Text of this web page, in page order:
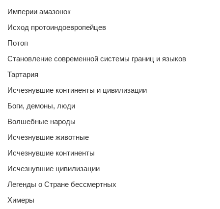
Империи амазонок
Исход протоиндоевропейцев
Потоп
Становление современной системы границ и языков
Тартария
Исчезнувшие континенты и цивилизации
Боги, демоны, люди
Волшебные народы
Исчезнувшие животные
Исчезнувшие континенты
Исчезнувшие цивилизации
Легенды о Стране бессмертных
Химеры